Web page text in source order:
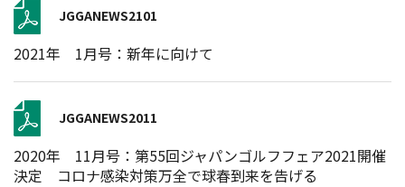
JGGANEWS2101
2021年 1月号：新年に向けて
JGGANEWS2011
2020年 11月号：第55回ジャパンゴルフフェア2021開催
決定 コロナ感染対策万全で球春到来を告げる